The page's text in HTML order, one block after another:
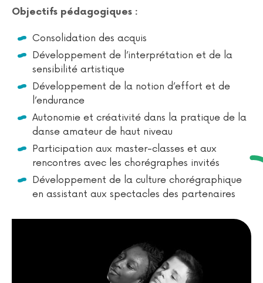
Objectifs pédagogiques :
Consolidation des acquis
Développement de l’interprétation et de la
sensibilité artistique
Développement de la notion d’effort et de
l’endurance
Autonomie et créativité dans la pratique de la
danse amateur de haut niveau
Participation aux master-classes et aux
rencontres avec les chorégraphes invités
Développement de la culture chorégraphique
en assistant aux spectacles des partenaires